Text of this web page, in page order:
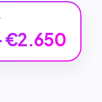
€2.650